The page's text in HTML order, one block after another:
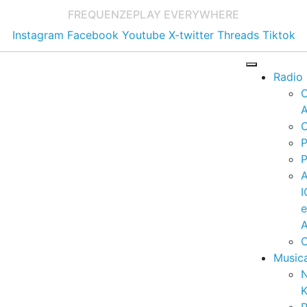
FREQUENZEPLAY EVERYWHERE
Instagram Facebook Youtube X-twitter Threads Tiktok
Radio
e